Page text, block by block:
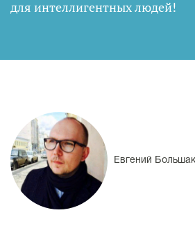
для интеллигентных людей!
Евгений